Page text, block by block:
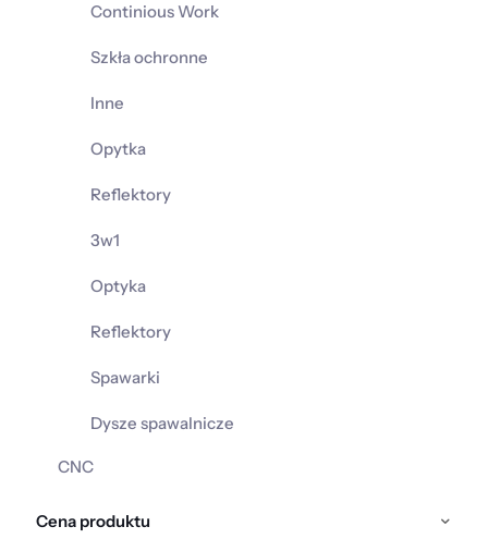
Continious Work
Szkła ochronne
Inne
Opytka
Reflektory
3w1
Optyka
Reflektory
Spawarki
Dysze spawalnicze
CNC
Cena produktu